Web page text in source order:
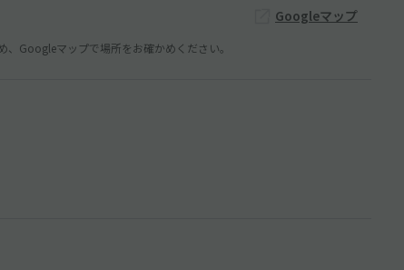
Googleマップ
Googleマップで場所をお確かめください。